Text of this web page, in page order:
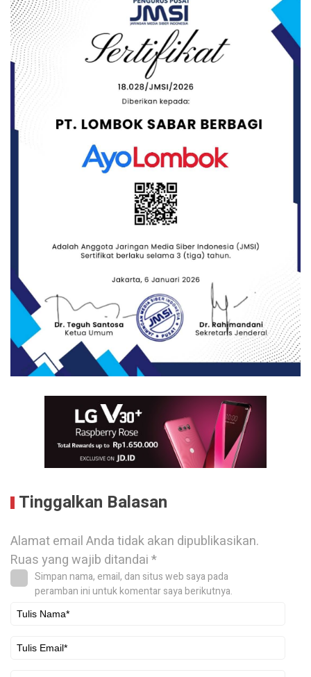
Tinggalkan Balasan
Alamat email Anda tidak akan dipublikasikan.
Ruas yang wajib ditandai*
Simpan nama, email, dan situs web saya pada
peramban ini untuk komentar saya berikutnya.